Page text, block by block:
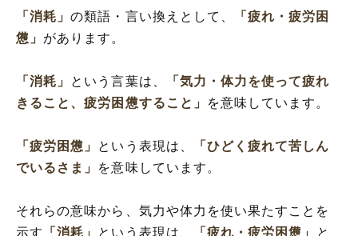
「消耗」の類語・言い換えとして、
「疲れ・疲労困
憊」 があります。
「消耗」 という言葉は、
「気力・体力を使って疲れ
きること、疲労困憊すること」
を意味しています。
「疲労困憊」 という表現は、
「ひどく疲れて苦しん
でいるさま」 を意味しています。
それらの意味から、気力や体力を使い果たすことを
示す
「消耗」 という表現は、 「疲れ・疲労困憊」
と